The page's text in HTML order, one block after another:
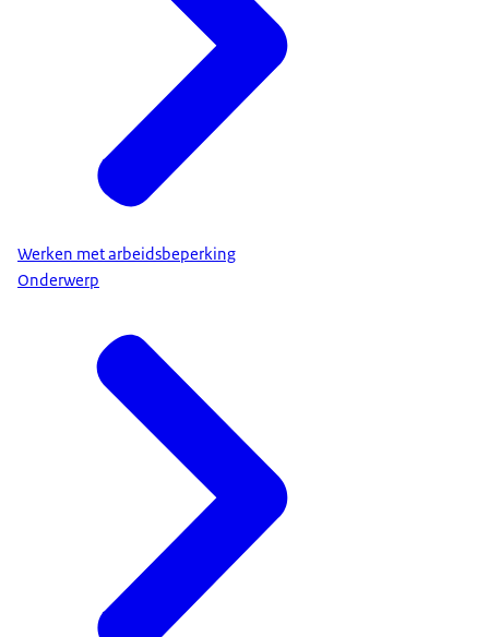
Werken met arbeidsbeperking
Onderwerp